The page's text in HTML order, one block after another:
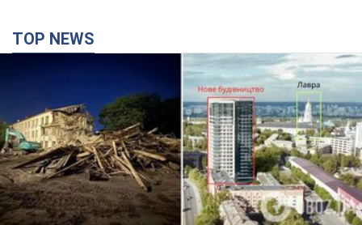
TOP NEWS